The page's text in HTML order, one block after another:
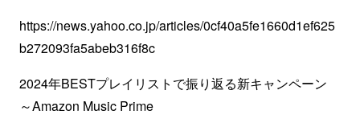
https://news.yahoo.co.jp/articles/0cf40a5fe1660d1ef625
b272093fa5abeb316f8c
2024年BESTプレイリストで振り返る新キャンペーン
～Amazon Music Prime